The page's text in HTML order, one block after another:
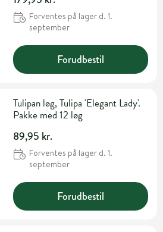
Forventes på lager d. 1.
september
Forudbestil
Tulipan løg, Tulipa 'Elegant Lady'.
Pakke med 12 løg
89,95 kr.
Forventes på lager d. 1.
september
Forudbestil